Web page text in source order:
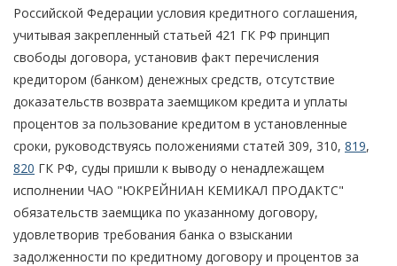
Российской Федерации условия кредитного соглашения,
учитывая закрепленный статьей 421 ГК РФ принцип
свободы договора, установив факт перечисления
кредитором (банком) денежных средств, отсутствие
доказательств возврата заемщиком кредита и уплаты
процентов за пользование кредитом в установленные
сроки, руководствуясь положениями статей 309, 310, 819,
820 ГК РФ, суды пришли к выводу о ненадлежащем
исполнении ЧАО "ЮКРЕЙНИАН КЕМИКАЛ ПРОДАКТС"
обязательств заемщика по указанному договору,
удовлетворив требования банка о взыскании
задолженности по кредитному договору и процентов за